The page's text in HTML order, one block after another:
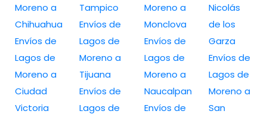
Moreno a
Chihuahua
Envíos de
Lagos de
Moreno a
Ciudad
Victoria
Tampico
Envíos de
Lagos de
Moreno a
Tijuana
Envíos de
Lagos de
Moreno a
Monclova
Envíos de
Lagos de
Moreno a
Naucalpan
Envíos de
Nicolás
de los
Garza
Envíos de
Lagos de
Moreno a
San